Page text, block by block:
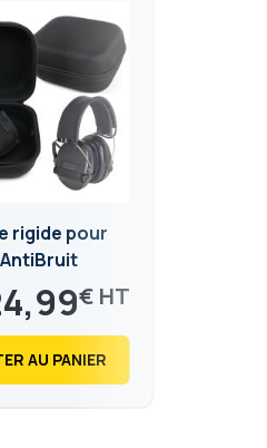
rigide pour
€
AU PANIER